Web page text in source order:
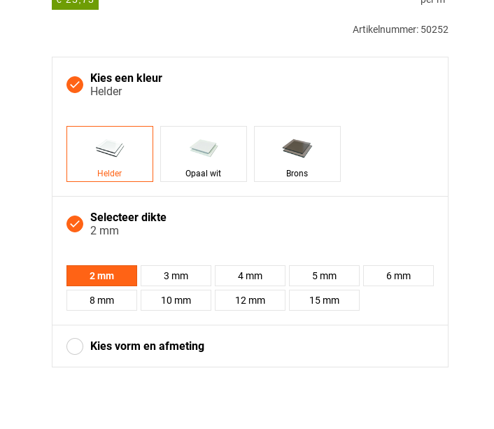
Artikelnummer: 50252
Kies een kleur
Helder
Helder Opaal wit Brons
Selecteer dikte
2 mm
2 mm 3 mm 4 mm 5 mm 6 mm
8 mm 10 mm 12 mm 15 mm
Kies vorm en afmeting